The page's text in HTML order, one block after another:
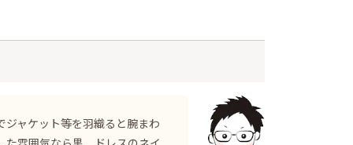
ジャケット等を羽織ると腕まわ